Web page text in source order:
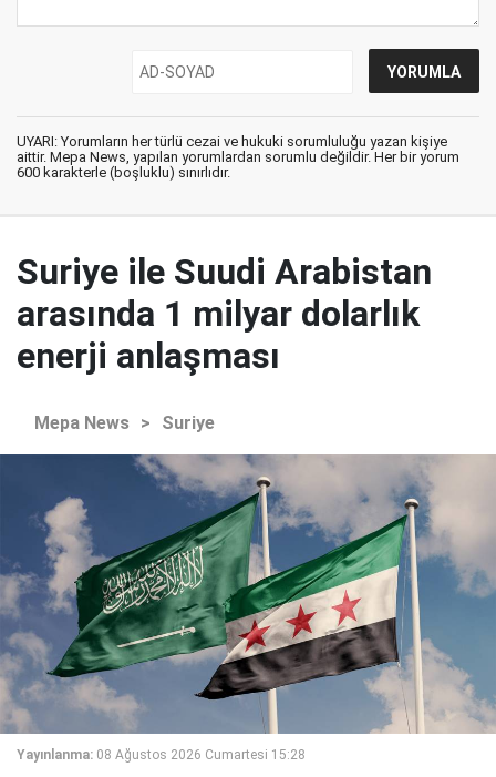
UYARI: Yorumların her türlü cezai ve hukuki sorumluluğu yazan kişiye
aittir. Mepa News, yapılan yorumlardan sorumlu değildir. Her bir yorum
600 karakterle (boşluklu) sınırlıdır.
Suriye ile Suudi Arabistan
arasında 1 milyar dolarlık
enerji anlaşması
Mepa News > Suriye
Yayınlanma: 08 Ağustos 2026 Cumartesi 15:28